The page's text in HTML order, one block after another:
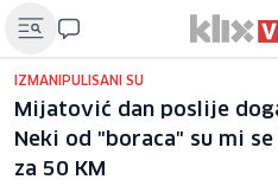
IZMANIPULISANI SU
Mijatović dan poslije
Neki od "boraca" su mi
za 50 KM